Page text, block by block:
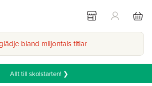
bland miljontals titlar
Allt till skolstarten! ❯